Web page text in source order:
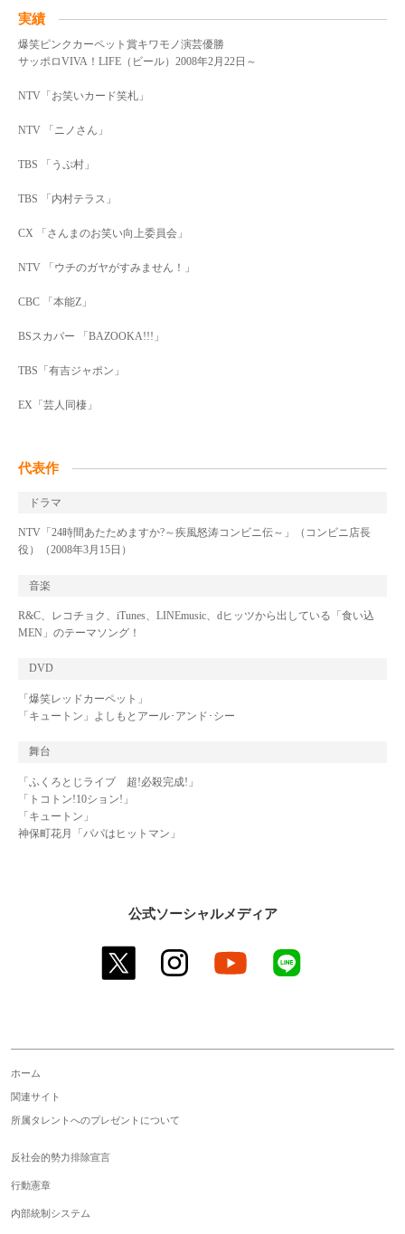
実績
爆笑ピンクカーペット賞キワモノ演芸優勝
サッポロVIVA！LIFE（ビール）2008年2月22日～
NTV「お笑いカード笑札」
NTV 「ニノさん」
TBS 「うぷ村」
TBS 「内村テラス」
CX 「さんまのお笑い向上委員会」
NTV 「ウチのガヤがすみません！」
CBC 「本能Z」
BSスカパー 「BAZOOKA!!!」
TBS「有吉ジャポン」
EX「芸人同棲」
代表作
ドラマ
NTV「24時間あたためますか?～疾風怒涛コンビニ伝～」（コンビニ店長
役）（2008年3月15日）
音楽
R&C、レコチョク、iTunes、LINEmusic、dヒッツから出している「食い込
MEN」のテーマソング！
DVD
「爆笑レッドカーペット」
「キュートン」よしもとアール･アンド･シー
舞台
「ふくろとじライブ 超!必殺完成!」
「トコトン!10ション!」
「キュートン」
神保町花月「パパはヒットマン」
公式ソーシャルメディア
twitter instagram youtube
ホーム
関連サイト
所属タレントへのプレゼントについて
反社会的勢力排除宣言
行動憲章
内部統制システム